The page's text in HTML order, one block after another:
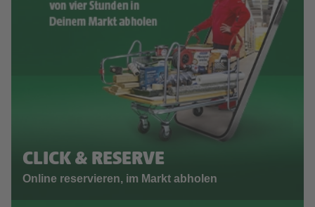
CLICK & RESERVE
Online reservieren, im Markt abholen